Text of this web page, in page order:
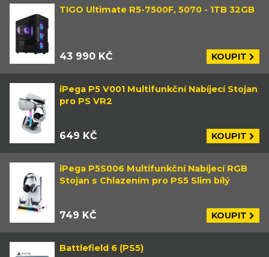
TIGO Ultimate R5-7500F, 5070 - 1TB 32GB
43 990 KČ KOUPIT
iPega P5 V001 Multifunkční Nabíjecí Stojan
pro PS VR2
649 KČ KOUPIT
iPega P5S006 Multifunkční Nabíjecí RGB
Stojan s Chlazením pro PS5 Slim bílý
749 KČ KOUPIT
Battlefield 6 (PS5)